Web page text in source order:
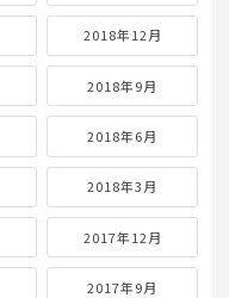
2018年12月
2018年9月
2018年6月
2018年3月
2017年12月
2017年9月